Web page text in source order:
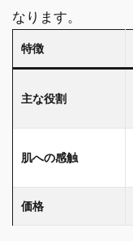
なります。
特徴
主な役割
肌への感触
価格